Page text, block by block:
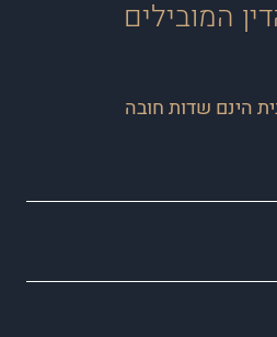
המובילים
הינם שדות חובה